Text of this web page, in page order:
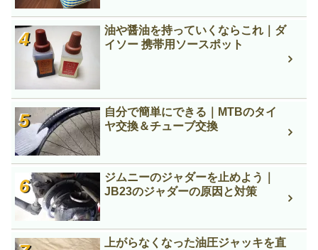
油や醤油を持っていくならこれ｜ダ
イソー 携帯用ソースポット
自分で簡単にできる｜MTBのタイ
ヤ交換＆チューブ交換
ジムニーのジャダーを止めよう｜
JB23のジャダーの原因と対策
上がらなくなった油圧ジャッキを直